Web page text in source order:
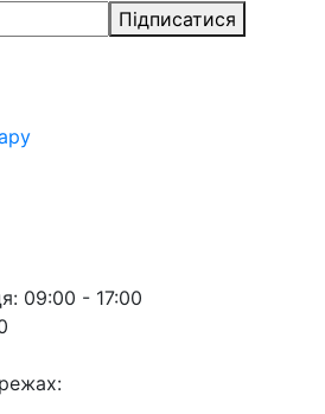
Підписатися
09:00 - 17:00